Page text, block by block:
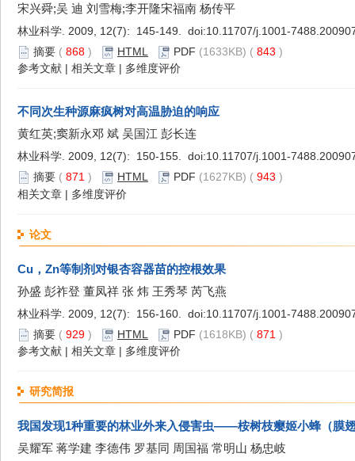
宋兴舜;吴 迪 刘雪梅;李开隆宋福南 杨传平
林业科学. 2009, 12(7): 145-149. doi:10.11707/j.1001-
摘要 ( 868 ) HTML PDF (1633KB) ( 843 )
参考文献 | 相关文章 | 多维度评价
不同次生种源麻疯树对高温胁迫的响应
黄红英;窦新永邓 斌 吴国江 彭长连
林业科学. 2009, 12(7): 150-155. doi:10.11707/j.1001-
摘要 ( 871 ) HTML PDF (1627KB) ( 943 )
相关文章 | 多维度评价
论文
Cu，Zn等制剂对银杏容器苗的控根效果
孙盛 彭祚登 董凤祥 张 炜 王秀琴 芮飞燕
林业科学. 2009, 12(7): 156-160. doi:10.11707/j.1001-
摘要 ( 929 ) HTML PDF (1618KB) ( 871 )
参考文献 | 相关文章 | 多维度评价
研究简报
我国发现1种重要的林业外来入侵害虫——桉树枝瘿姬小蜂（膜
吴耀军 蒋学建 李德伟 罗基同 周国福 常明山 杨忠岐